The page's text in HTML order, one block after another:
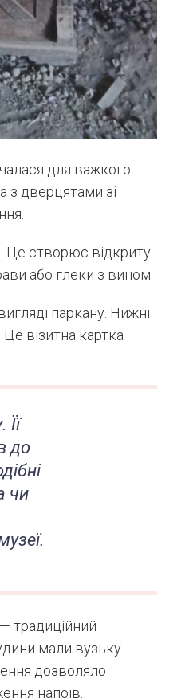
для важкого
з дверцятами зі
Це створює відкриту
або глеки з вином.
паркану. Нижні
візитна картка
до
чи
традиційний
мали вузьку
дозволяло
напоїв.